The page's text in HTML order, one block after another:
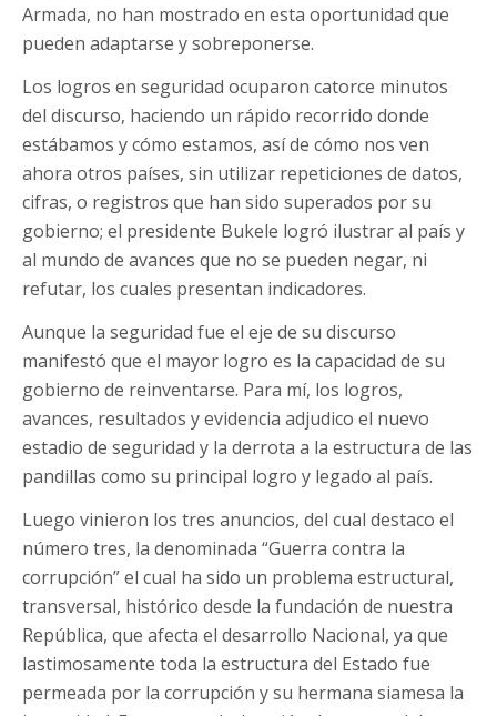
Armada, no han mostrado en esta oportunidad que
pueden adaptarse y sobreponerse.
Los logros en seguridad ocuparon catorce minutos
del discurso, haciendo un rápido recorrido donde
estábamos y cómo estamos, así de cómo nos ven
ahora otros países, sin utilizar repeticiones de datos,
cifras, o registros que han sido superados por su
gobierno; el presidente Bukele logró ilustrar al país y
al mundo de avances que no se pueden negar, ni
refutar, los cuales presentan indicadores.
Aunque la seguridad fue el eje de su discurso
manifestó que el mayor logro es la capacidad de su
gobierno de reinventarse. Para mí, los logros,
avances, resultados y evidencia adjudico el nuevo
estadio de seguridad y la derrota a la estructura de las
pandillas como su principal logro y legado al país.
Luego vinieron los tres anuncios, del cual destaco el
número tres, la denominada “Guerra contra la
corrupción” el cual ha sido un problema estructural,
transversal, histórico desde la fundación de nuestra
República, que afecta el desarrollo Nacional, ya que
lastimosamente toda la estructura del Estado fue
permeada por la corrupción y su hermana siamesa la